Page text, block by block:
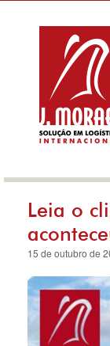
Leia o
15 de outubro de